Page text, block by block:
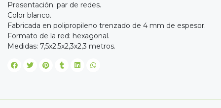
Presentación: par de redes.
Color blanco.
Fabricada en polipropileno trenzado de 4 mm de espesor.
Formato de la red: hexagonal.
Medidas: 7,5x2,5x2,3x2,3 metros.